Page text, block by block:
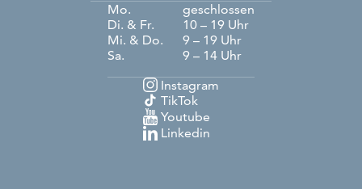
Mo.
geschlossen
Di. & Fr.
10 – 19 Uhr
Mi. & Do.
9 – 19 Uhr
Sa.
9 – 14 Uhr
Instagram
TikTok
Youtube
Linkedin